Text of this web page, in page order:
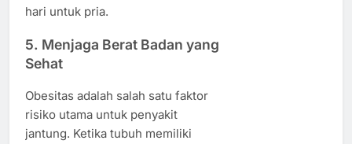
hari untuk pria.
5. Menjaga Berat Badan yang
Sehat
Obesitas adalah salah satu faktor
risiko utama untuk penyakit
jantung. Ketika tubuh memiliki